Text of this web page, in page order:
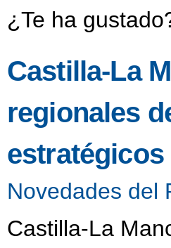
¿Te ha
Castilla-La
regionales
estratégicos
Novedades del
Castilla-La